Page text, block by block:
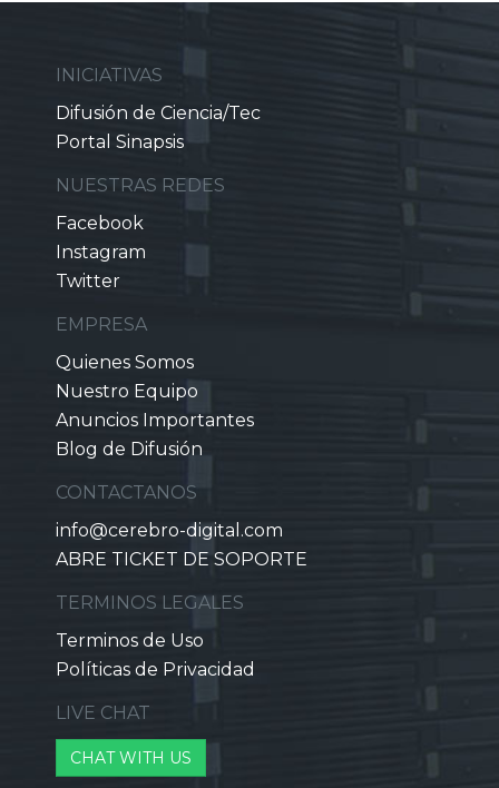
INICIATIVAS
Difusión de Ciencia/Tec
Portal Sinapsis
NUESTRAS REDES
Facebook
Instagram
Twitter
EMPRESA
Quienes Somos
Nuestro Equipo
Anuncios Importantes
Blog de Difusión
CONTACTANOS
info@cerebro-digital.com
ABRE TICKET DE SOPORTE
TERMINOS LEGALES
Terminos de Uso
Políticas de Privacidad
LIVE CHAT
CHAT WITH US